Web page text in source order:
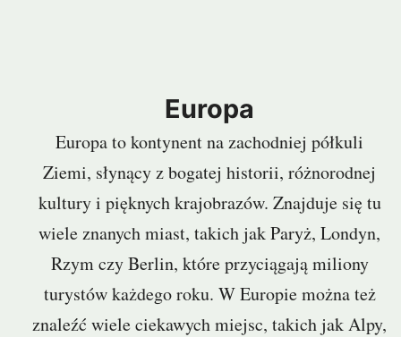
Europa
Europa to kontynent na zachodniej półkuli
Ziemi, słynący z bogatej historii, różnorodnej
kultury i pięknych krajobrazów. Znajduje się tu
wiele znanych miast, takich jak Paryż, Londyn,
Rzym czy Berlin, które przyciągają miliony
turystów każdego roku. W Europie można też
znaleźć wiele ciekawych miejsc, takich jak Alpy,